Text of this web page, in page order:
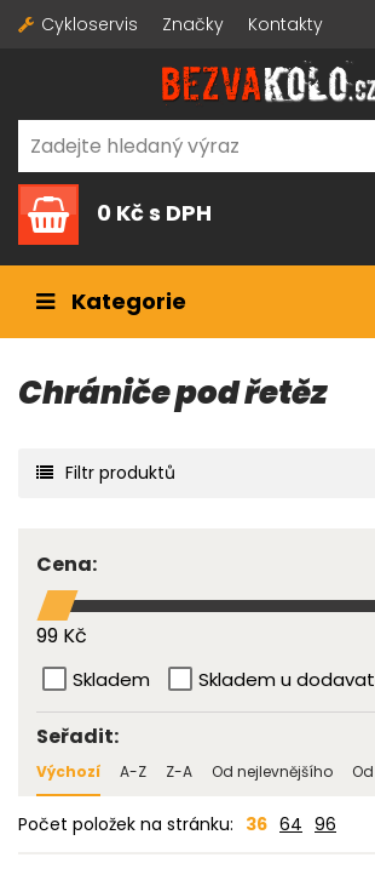
Cykloservis Značky Kontakty
0 Kčs DPH
Kategorie
Chrániče pod řetěz
Filtr produktů
Cena:
99 Kč
Skladem Skladem u
Seřadit:
Výchozí A-Z Z-A Od nejlevnějšího
Počet položek na stránku: 36 64 96